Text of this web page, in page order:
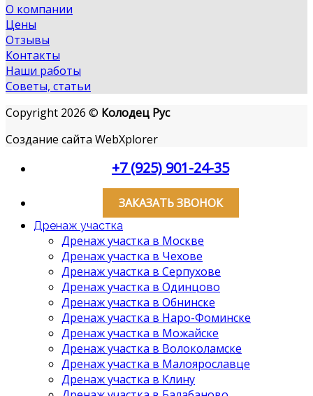
О компании
Цены
Отзывы
Контакты
Наши работы
Советы, статьи
Copyright 2026 © Колодец Рус
Создание сайта WebXplorer
+7 (925) 901-24-35
ЗАКАЗАТЬ ЗВОНОК
Дренаж участка
Дренаж участка в Москве
Дренаж участка в Чехове
Дренаж участка в Серпухове
Дренаж участка в Одинцово
Дренаж участка в Обнинске
Дренаж участка в Наро-Фоминске
Дренаж участка в Можайске
Дренаж участка в Волоколамске
Дренаж участка в Малоярославце
Дренаж участка в Клину